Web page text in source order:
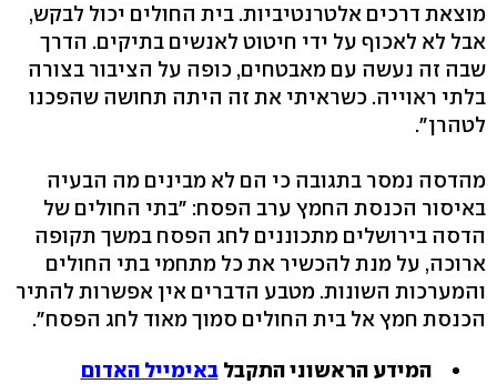
מוצאת דרכים אלטרנטיביות. בית החולים יכול לבקש,
אבל לא לאכוף על ידי חיטוט לאנשים בתיקים. הדרך
שבה זה נעשה עם מאבטחים, כופה על הציבור בצורה
בלתי ראוייה. כשראיתי את זה היתה תחושה שהפכנו
לטהרן".
מהדסה נמסר בתגובה כי הם לא מבינים מה הבעיה
באיסור הכנסת החמץ ערב הפסח: "בתי החולים של
הדסה בירושלים מתכוננים לחג הפסח במשך תקופה
ארוכה, על מנת להכשיר את כל מתחמי בתי החולים
והמערכות השונות. מטבע הדברים אין אפשרות להתיר
הכנסת חמץ אל בית החולים סמוך מאוד לחג הפסח".
המידע הראשוני התקבלבאימייל האדום